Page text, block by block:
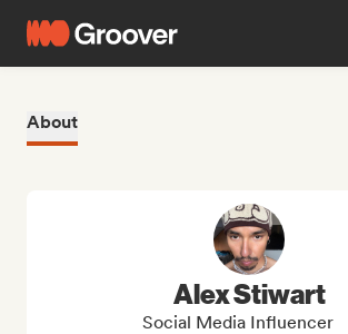
About
Alex Stiwart
Social Media Influencer